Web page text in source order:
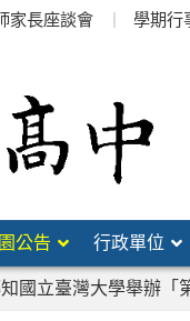
家長座談會 學期行
公告 行政單位
國立臺灣大學舉辦「